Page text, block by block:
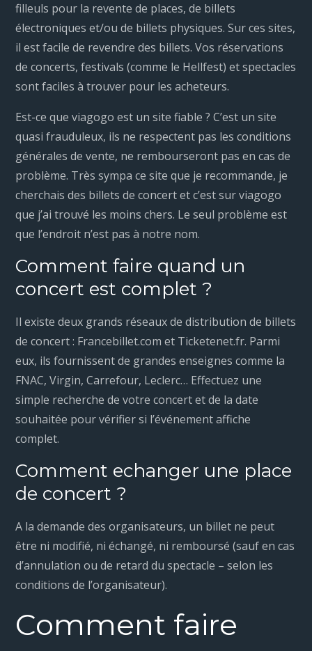
filleuls pour la revente de places, de billets
électroniques et/ou de billets physiques. Sur ces sites,
il est facile de revendre des billets. Vos réservations
de concerts, festivals (comme le Hellfest) et spectacles
sont faciles à trouver pour les acheteurs.
Est-ce que viagogo est un site fiable ? C’est un site
quasi frauduleux, ils ne respectent pas les conditions
générales de vente, ne rembourseront pas en cas de
problème. Très sympa ce site que je recommande, je
cherchais des billets de concert et c’est sur viagogo
que j’ai trouvé les moins chers. Le seul problème est
que l’endroit n’est pas à notre nom.
Comment faire quand un
concert est complet ?
Il existe deux grands réseaux de distribution de billets
de concert : Francebillet.com et Ticketenet.fr. Parmi
eux, ils fournissent de grandes enseignes comme la
FNAC, Virgin, Carrefour, Leclerc… Effectuez une
simple recherche de votre concert et de la date
souhaitée pour vérifier si l’événement affiche
complet.
Comment echanger une place
de concert ?
A la demande des organisateurs, un billet ne peut
être ni modifié, ni échangé, ni remboursé (sauf en cas
d’annulation ou de retard du spectacle – selon les
conditions de l’organisateur).
Comment faire